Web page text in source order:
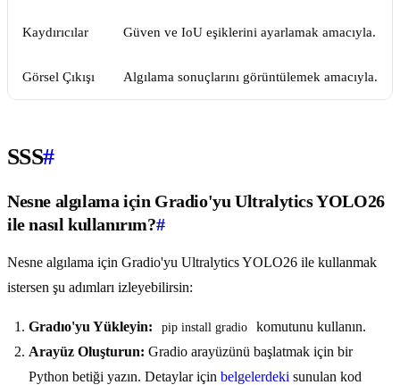
Kaydırıcılar Güven ve IoU eşiklerini ayarlamak amacıyla.
Görsel Çıkışı Algılama sonuçlarını görüntülemek amacıyla.
SSS#
Nesne algılama için Gradio'yu Ultralytics YOLO26
ile nasıl kullanırım?#
Nesne algılama için Gradio'yu Ultralytics YOLO26 ile kullanmak
istersen şu adımları izleyebilirsin:
Gradıo'yu Yükleyin: pip install gradio
komutunu kullanın.
Arayüz Oluşturun: Gradio arayüzünü başlatmak için bir
Python betiği yazın. Detaylar için belgelerdeki sunulan kod